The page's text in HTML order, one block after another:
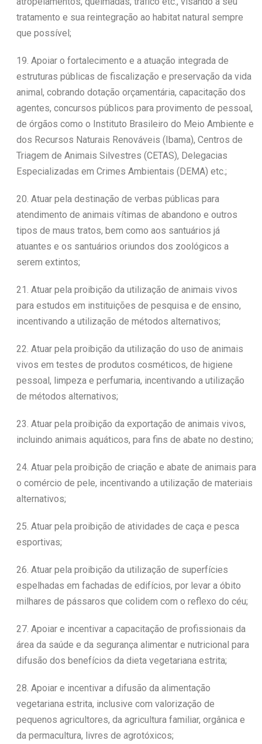
tratamento e sua reintegração ao habitat natural sempre
que possível;
19. Apoiar o fortalecimento e a atuação integrada de
estruturas públicas de fiscalização e preservação da vida
animal, cobrando dotação orçamentária, capacitação dos
agentes, concursos públicos para provimento de pessoal,
de órgãos como o Instituto Brasileiro do Meio Ambiente e
dos Recursos Naturais Renováveis (Ibama), Centros de
Triagem de Animais Silvestres (CETAS), Delegacias
Especializadas em Crimes Ambientais (DEMA) etc.;
20. Atuar pela destinação de verbas públicas para
atendimento de animais vítimas de abandono e outros
tipos de maus tratos, bem como aos santuários já
atuantes e os santuários oriundos dos zoológicos a
serem extintos;
21. Atuar pela proibição da utilização de animais vivos
para estudos em instituições de pesquisa e de ensino,
incentivando a utilização de métodos alternativos;
22. Atuar pela proibição da utilização do uso de animais
vivos em testes de produtos cosméticos, de higiene
pessoal, limpeza e perfumaria, incentivando a utilização
de métodos alternativos;
23. Atuar pela proibição da exportação de animais vivos,
incluindo animais aquáticos, para fins de abate no destino;
24. Atuar pela proibição de criação e abate de animais para
o comércio de pele, incentivando a utilização de materiais
alternativos;
25. Atuar pela proibição de atividades de caça e pesca
esportivas;
26. Atuar pela proibição da utilização de superfícies
espelhadas em fachadas de edifícios, por levar a óbito
milhares de pássaros que colidem com o reflexo do céu;
27. Apoiar e incentivar a capacitação de profissionais da
área da saúde e da segurança alimentar e nutricional para
difusão dos benefícios da dieta vegetariana estrita;
28. Apoiar e incentivar a difusão da alimentação
vegetariana estrita, inclusive com valorização de
pequenos agricultores, da agricultura familiar, orgânica e
da permacultura, livres de agrotóxicos;